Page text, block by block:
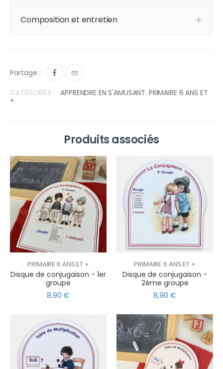
Composition et entretien
Partage :
CATÉGORIES : APPRENDRE EN S'AMUSANT, PRIMAIRE 6 ANS ET
+,
Produits associés
PRIMAIRE 6 ANS ET +
Disque de conjugaison - 1er
groupe
8,90 €
PRIMAIRE 6 ANS ET +
Disque de conjugaison -
2ème groupe
8,90 €